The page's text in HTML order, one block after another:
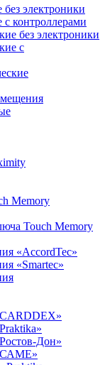
электроники
контроллерами
без электроники
с
Memory
Touch Memory
«AccordTec»
«Smartec»
Дон»